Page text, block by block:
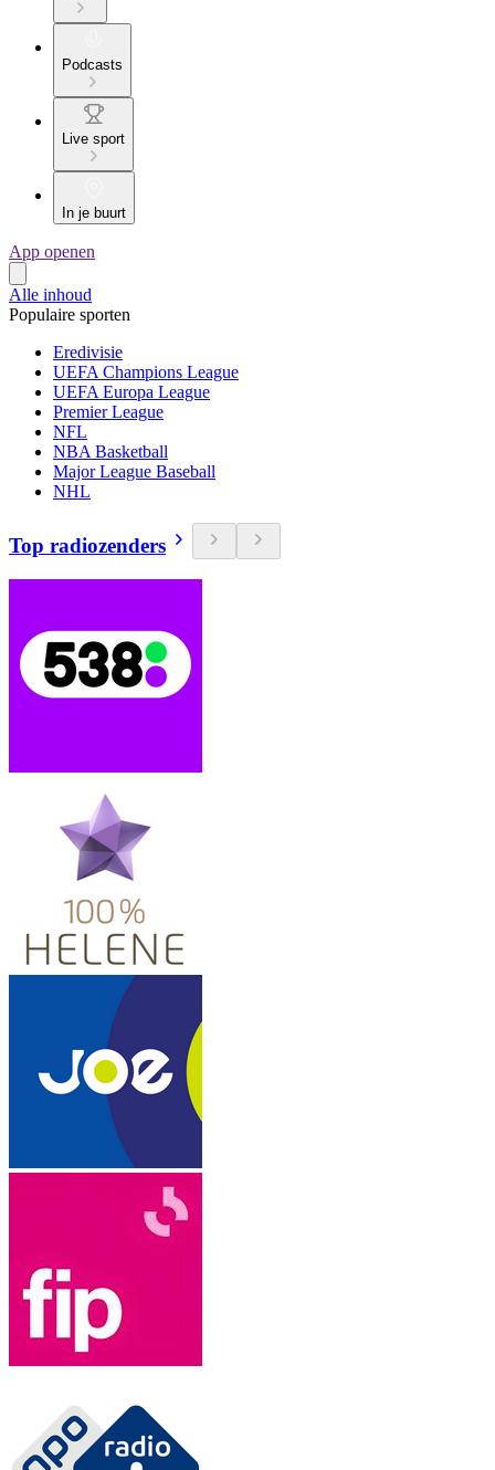
Podcasts
Live sport
In je buurt
App openen
Alle inhoud
Populaire sporten
Eredivisie
UEFA Champions League
UEFA Europa League
Premier League
NFL
NBA Basketball
Major League Baseball
NHL
Top radiozenders